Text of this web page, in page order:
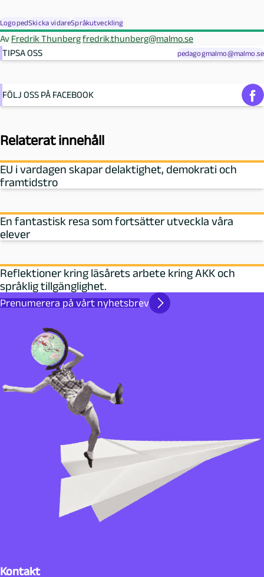
LogopedSkicka vidareSpråkutveckling
Av Fredrik Thunbergfredrik.thunberg@malmo.se
TIPSA OSS
pedagogmalmo@malmo.se
FÖLJ OSS PÅ FACEBOOK
Relaterat innehåll
EU i vardagen skapar delaktighet, demokrati och
framtidstro
En fantastisk resa som fortsätter utveckla våra
elever
Reflektioner kring läsårets arbete kring AKK och
språklig tillgänglighet.
Prenumerera på vårt nyhetsbrev
Kontakt